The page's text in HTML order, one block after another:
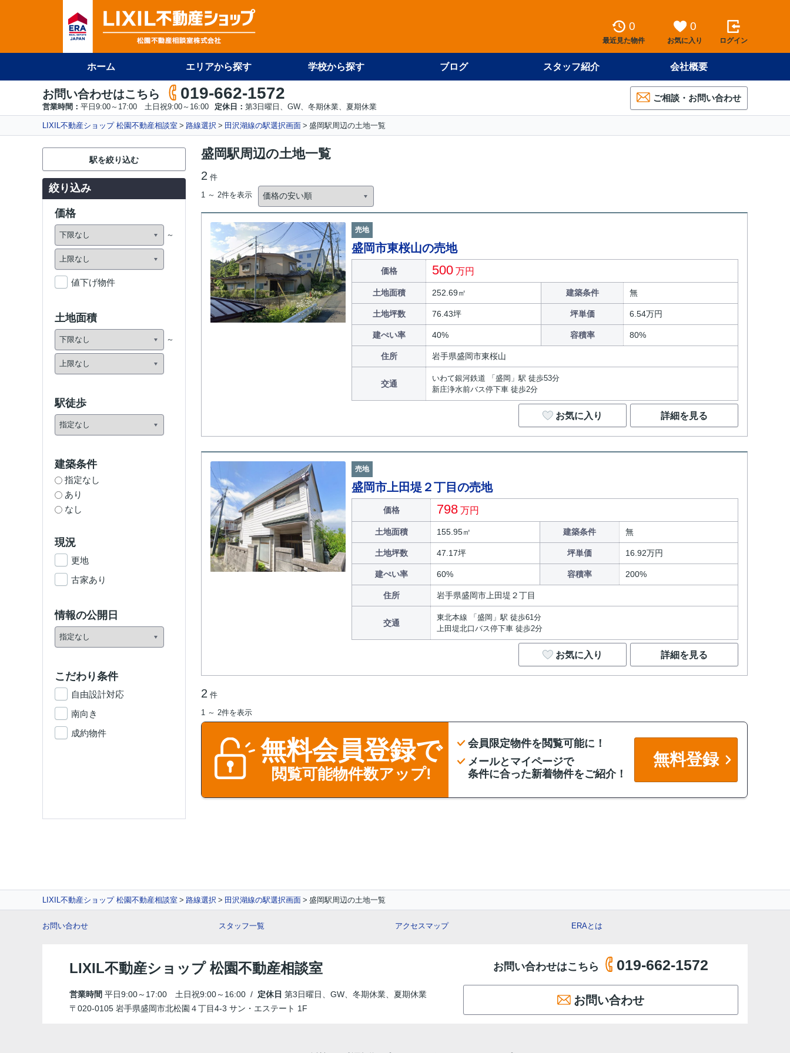
0
最近見た物件
0
お気に入り ログイン
ホーム エリアから探す 学校から探す ブログ スタッフ紹介 会社概要
お問い合わせはこちら 019-662-1572
営業時間： 平日9:00～17:00 土日祝9:00～16:00 定休日： 第3日曜日、GW、冬期休業、夏期休業
ご相談・お問い合わせ
LIXIL不動産ショップ 松園不動産相談室 路線選択 田沢湖線の駅選択画面 盛岡駅周辺の土地一覧
盛岡駅周辺の土地一覧
2 件
1 ～ 2件を表示
売地
盛岡市東桜山の売地
価格 500 万円
土地面積 252.69㎡ 建築条件 無
土地坪数 76.43坪 坪単価 6.54万円
建ぺい率 40% 容積率 80%
住所 岩手県盛岡市東桜山
交通
いわて銀河鉄道 「盛岡」駅 徒歩53分
新庄浄水前バス停下車 徒歩2分
お気に入り 詳細を見る
売地
盛岡市上田堤２丁目の売地
価格 798 万円
土地面積 155.95㎡ 建築条件 無
土地坪数 47.17坪 坪単価 16.92万円
建ぺい率 60% 容積率 200%
住所 岩手県盛岡市上田堤２丁目
交通
東北本線 「盛岡」駅 徒歩61分
上田堤北口バス停下車 徒歩2分
お気に入り 詳細を見る
2 件
1 ～ 2件を表示
無料会員登録で
閲覧可能物件数アップ!
会員限定物件を閲覧可能に！
メールとマイページで
条件に合った新着物件をご紹介！
無料登録
駅を絞り込む
絞り込み
価格
値下げ物件
土地面積
駅徒歩
建築条件
指定なし
あり
なし
現況
更地
古家あり
情報の公開日
こだわり条件
自由設計対応
南向き
成約物件
LIXIL不動産ショップ 松園不動産相談室 路線選択 田沢湖線の駅選択画面 盛岡駅周辺の土地一覧
お問い合わせ スタッフ一覧 アクセスマップ ERAとは
LIXIL不動産ショップ 松園不動産相談室
営業時間 平日9:00～17:00 土日祝9:00～16:00 / 定休日 第3日曜日、GW、冬期休業、夏期休業
〒020-0105 岩手県盛岡市北松園４丁目4-3 サン・エステート 1F
お問い合わせはこちら 019-662-1572
お問い合わせ